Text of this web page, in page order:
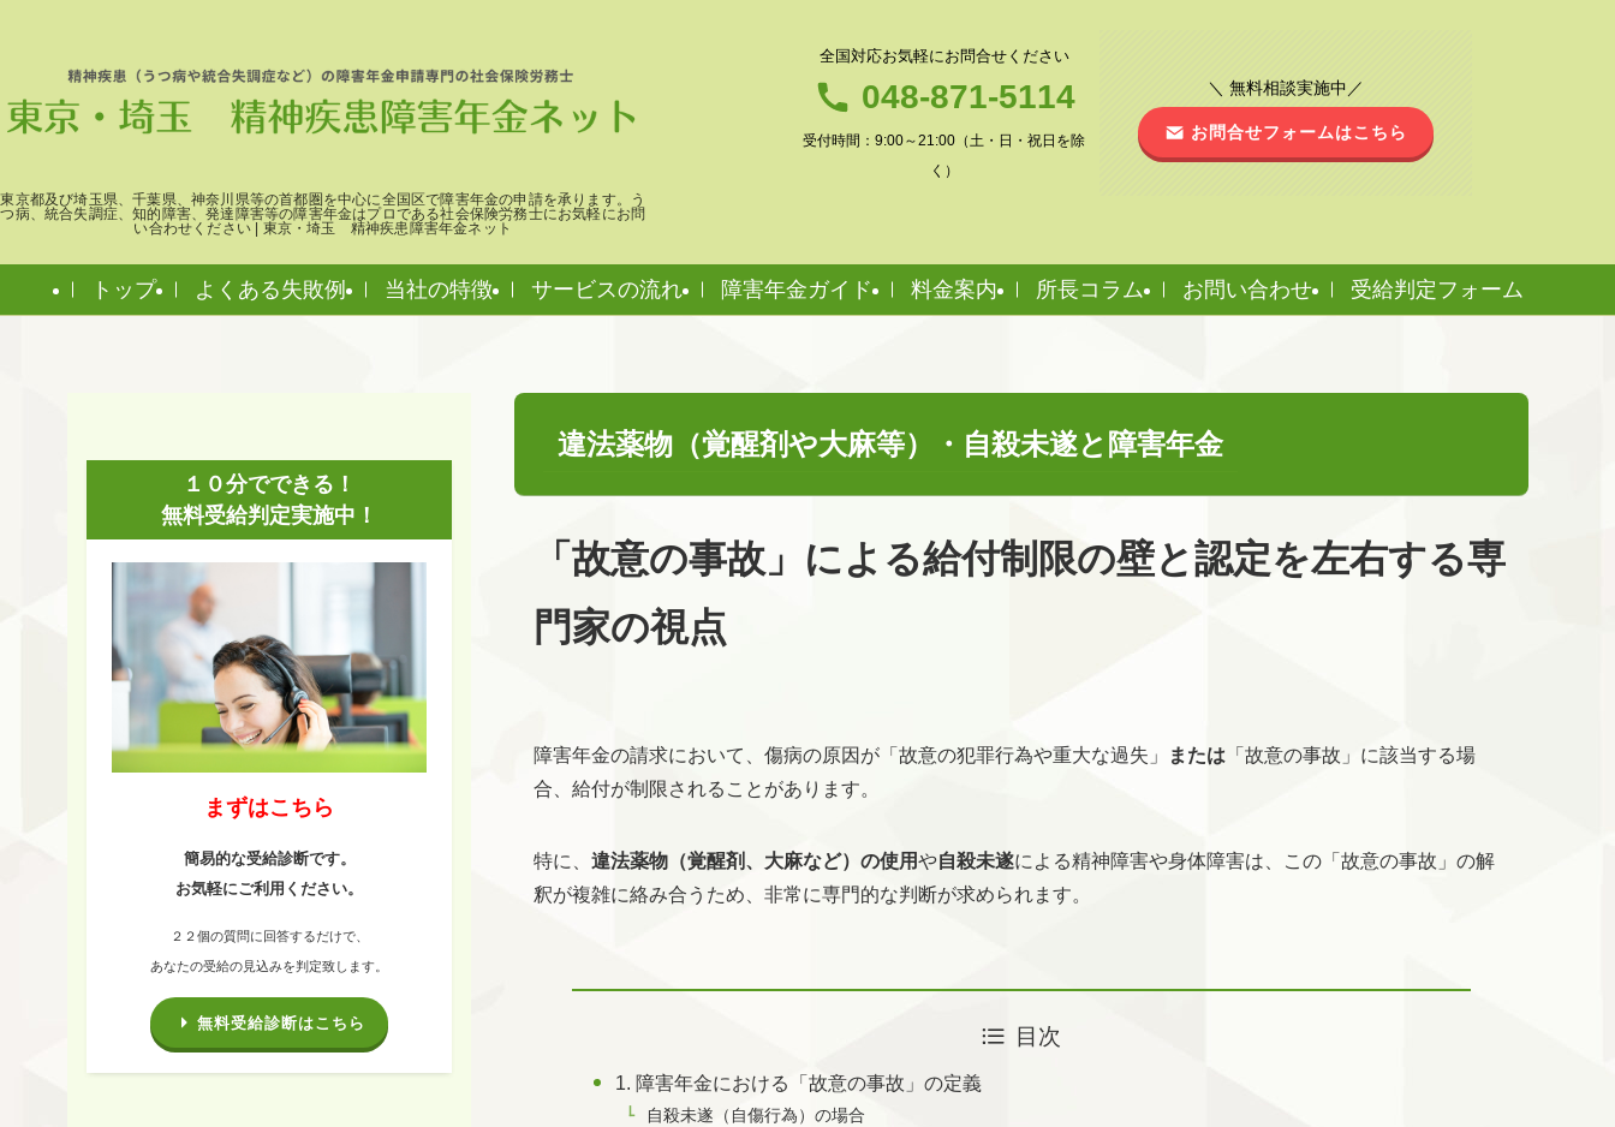
東京都及び埼玉県、千葉県、神奈川県等の首都圏を中心に全国区で障害年金の申請を承ります。う
つ病、統合失調症、知的障害、発達障害等の障害年金はプロである社会保険労務士にお気軽にお問
い合わせください | 東京・埼玉 精神疾患障害年金ネット
トップ よくある失敗例 当社の特徴 サービスの流れ 障害年金ガイド 料金案内 所長コラム お問い合わせ 受給判定フォーム
全国対応お気軽にお問合せください
048-871-5114
受付時間：9:00～21:00（土・日・祝日を除
く）
＼ 無料相談実施中／
お問合せフォームはこちら
違法薬物（覚醒剤や大麻等）・自殺未遂と障害年金
「故意の事故」による給付制限の壁と認定を左右する専
門家の視点
障害年金の請求において、傷病の原因が「故意の犯罪行為や重大な過失」 または 「故意の事故」に該当する場
合、給付が制限されることがあります。
特に、 違法薬物（覚醒剤、大麻など）の使用や自殺未遂による精神障害や身体障害は、この「故意の事故」の解
釈が複雑に絡み合うため、非常に専門的な判断が求められます。
目次
1. 障害年金における「故意の事故」の定義
自殺未遂（自傷行為）の場合
１０分でできる！
無料受給判定実施中！
まずはこちら
簡易的な受給診断です。
お気軽にご利用ください。
２２個の質問に回答するだけで、
あなたの受給の見込みを判定致します。
無料受給診断はこちら